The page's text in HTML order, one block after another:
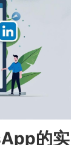
的实